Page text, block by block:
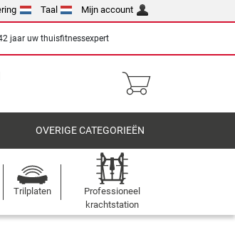
Taal Mijn account
jaar uw thuisfitnessexpert
OVERIGE CATEGORIEËN
Trilplaten
Professioneel
krachtstation